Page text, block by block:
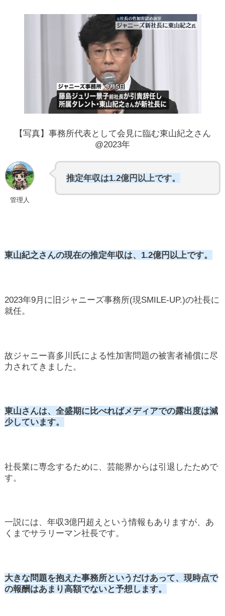
【写真】事務所代表として会見に臨む東山紀之さん
@2023年
管理人
推定年収は1.2億円以上です。
東山紀之さんの現在の推定年収は、1.2億円以上です。
2023年9月に旧ジャニーズ事務所(現SMILE-UP.)の社長に
就任。
故ジャニー喜多川氏による性加害問題の被害者補償に尽
力されてきました。
東山さんは、全盛期に比べればメディアでの露出度は減
少しています。
社長業に専念するために、芸能界からは引退したためで
す。
一説には、年収3億円超えという情報もありますが、あ
くまでサラリーマン社長です。
大きな問題を抱えた事務所というだけあって、現時点で
の報酬はあまり高額でないと予想します。